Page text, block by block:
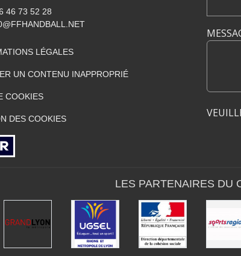
46 73 52 28
LÉGALES
UN CONTENU INAPPROPRIÉ
COOKIES
DES COOKIES
LES PARTENAIRES DU